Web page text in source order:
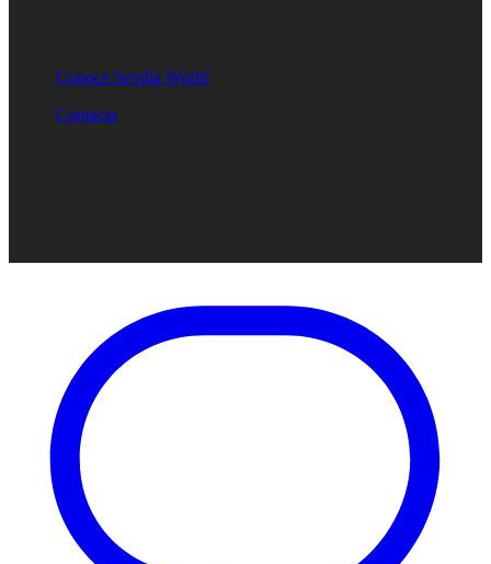
Conoce Sevilla World
Contacta